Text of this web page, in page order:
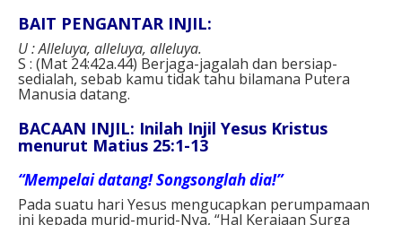
BAIT PENGANTAR INJIL:
U : Alleluya, alleluya, alleluya.
S : (Mat 24:42a.44) Berjaga-jagalah dan bersiap-
sedialah, sebab kamu tidak tahu bilamana Putera
Manusia datang.
BACAAN INJIL: Inilah Injil Yesus Kristus
menurut Matius 25:1-13
“Mempelai datang! Songsonglah dia!”
Pada suatu hari Yesus mengucapkan perumpamaan
ini kepada murid-murid-Nya, “Hal Kerajaan Surga